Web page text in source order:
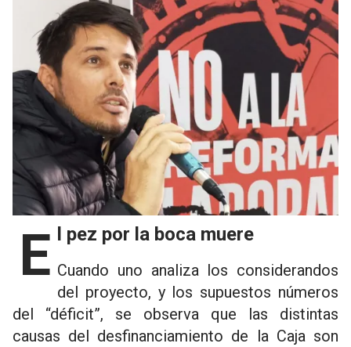
El pez por la boca muere
Cuando uno analiza los considerandos
del proyecto, y los supuestos números
del “déficit”, se observa que las distintas
causas del desfinanciamiento de la Caja son